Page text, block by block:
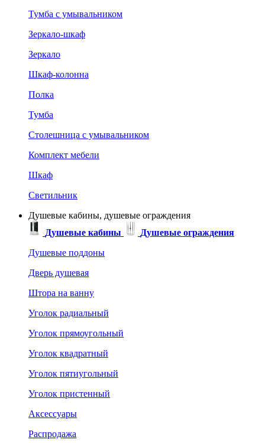
Тумба с умывальником
Зеркало-шкаф
Зеркало
Шкаф-колонна
Полка
Тумба
Столешница с умывальником
Комплект мебели
Шкаф
Светильник
Душевые кабины, душевые ограждения
Душевые кабины
Душевые ограждения
Душевые поддоны
Дверь душевая
Штора на ванну
Уголок радиальный
Уголок прямоугольный
Уголок квадратный
Уголок пятиугольный
Уголок пристенный
Аксессуары
Распродажа